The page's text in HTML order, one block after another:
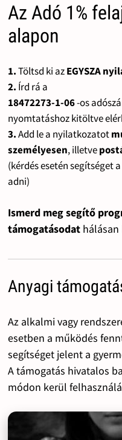
Az Adó 1%
alapon
1.Töltsd ki azEGYSZA
2. Írd rá a
18472273-1-06-os
nyomtatáshoz kitöltve
3.Add le a nyilatkozatot
személyesen, illetve
(kérdés esetén segítséget
adni)
Ismerd meg segítő
támogatásodat
Anyagi
Az alkalmi vagy
esetben a működés
segítséget jelent a
A támogatás hivatalos
módon kerül